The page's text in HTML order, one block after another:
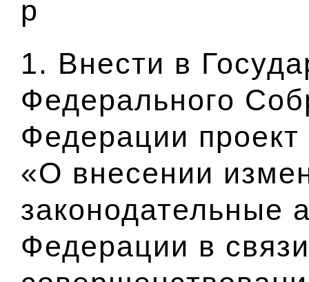
р
1. Внести в
Федерального
Федерации
«О внесении
законодательные
Федерации в